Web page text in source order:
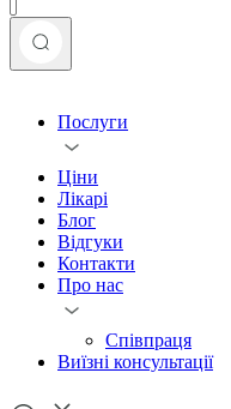
Послуги
Ціни
Лікарі
Блог
Відгуки
Контакти
Про нас
Співпраця
Виїзні консультації